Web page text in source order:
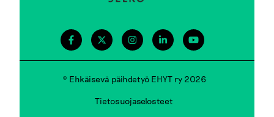
© Ehkäisevä päihdetyö EHYT ry 2026
Tietosuojaselosteet